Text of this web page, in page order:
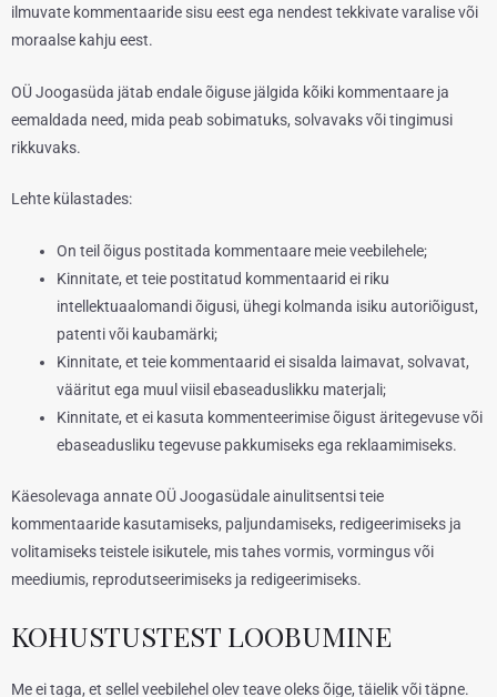
ilmuvate kommentaaride sisu eest ega nendest tekkivate varalise või
moraalse kahju eest.
OÜ Joogasüda jätab endale õiguse jälgida kõiki kommentaare ja
eemaldada need, mida peab sobimatuks, solvavaks või tingimusi
rikkuvaks.
Lehte külastades:
On teil õigus postitada kommentaare meie veebilehele;
Kinnitate, et teie postitatud kommentaarid ei riku
intellektuaalomandi õigusi, ühegi kolmanda isiku autoriõigust,
patenti või kaubamärki;
Kinnitate, et teie kommentaarid ei sisalda laimavat, solvavat,
vääritut ega muul viisil ebaseaduslikku materjali;
Kinnitate, et ei kasuta kommenteerimise õigust äritegevuse või
ebaseadusliku tegevuse pakkumiseks ega reklaamimiseks.
Käesolevaga annate OÜ Joogasüdale ainulitsentsi teie
kommentaaride kasutamiseks, paljundamiseks, redigeerimiseks ja
volitamiseks teistele isikutele, mis tahes vormis, vormingus või
meediumis, reprodutseerimiseks ja redigeerimiseks.
KOHUSTUSTEST LOOBUMINE
Me ei taga, et sellel veebilehel olev teave oleks õige, täielik või täpne.